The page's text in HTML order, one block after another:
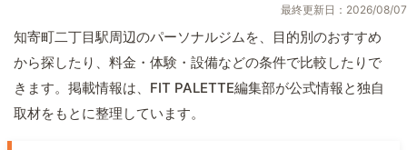
最終更新日：2026/08/07
知寄町二丁目駅周辺のパーソナルジムを、目的別のおすすめ
から探したり、料金・体験・設備などの条件で比較したりで
きます。掲載情報は、FIT PALETTE編集部が公式情報と独自
取材をもとに整理しています。